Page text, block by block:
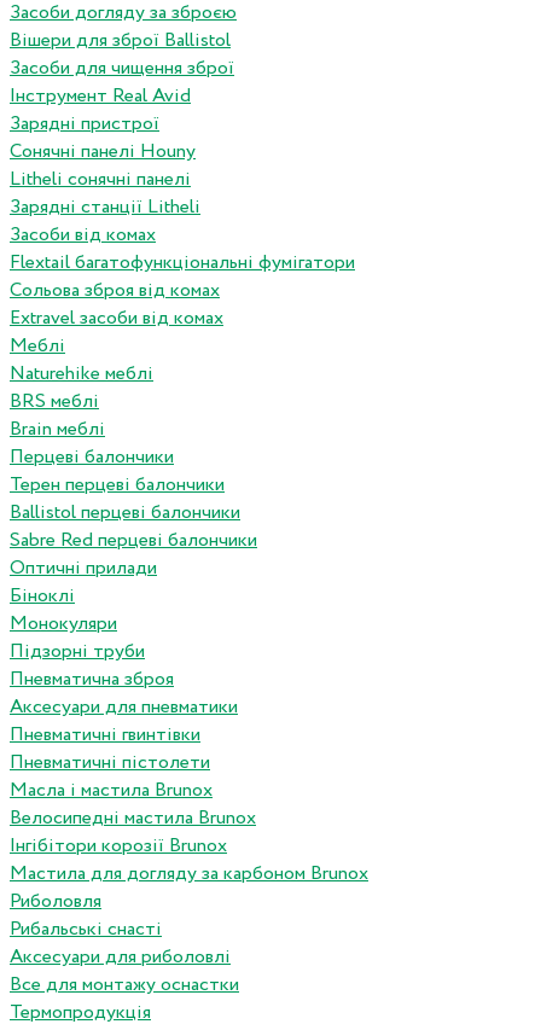
Засоби догляду за зброєю
Вішери для зброї Ballistol
Засоби для чищення зброї
Інструмент Real Avid
Зарядні пристрої
Сонячні панелі Houny
Litheli сонячні панелі
Зарядні станції Litheli
Засоби від комах
Flextail багатофункціональні фумігатори
Сольова зброя від комах
Extravel засоби від комах
Меблі
Naturehike меблі
BRS меблі
Brain меблі
Перцеві балончики
Терен перцеві балончики
Ballistol перцеві балончики
Sabre Red перцеві балончики
Оптичні прилади
Біноклі
Монокуляри
Підзорні труби
Пневматична зброя
Аксесуари для пневматики
Пневматичні гвинтівки
Пневматичні пістолети
Масла і мастила Brunox
Велосипедні мастила Brunox
Інгібітори корозії Brunox
Мастила для догляду за карбоном Brunox
Риболовля
Рибальські снасті
Аксесуари для риболовлі
Все для монтажу оснастки
Термопродукція